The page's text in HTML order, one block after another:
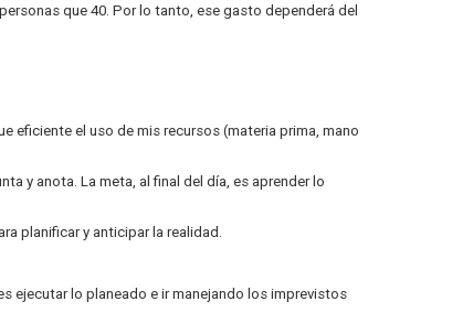
que 40. Por lo tanto, ese gasto dependerá del
eficiente el uso de mis recursos (materia prima, mano
y anota. La meta, al final del día, es aprender lo
planificar y anticipar la realidad.
ejecutar lo planeado e ir manejando los imprevistos